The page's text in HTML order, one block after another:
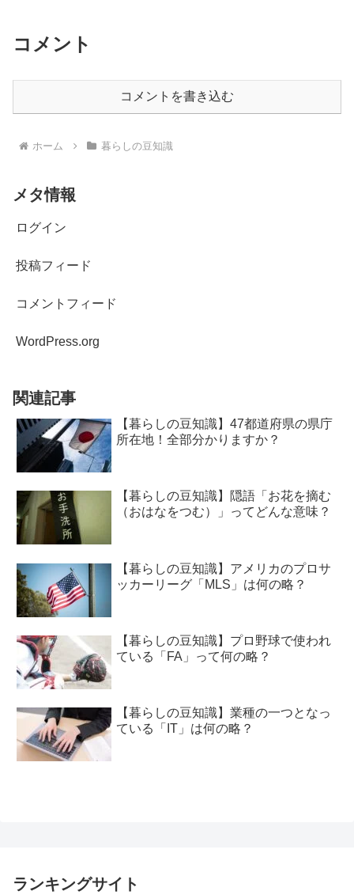
コメント
コメントを書き込む
ホーム 暮らしの豆知識
メタ情報
ログイン
投稿フィード
コメントフィード
WordPress.org
関連記事
【暮らしの豆知識】47都道府県の県庁
所在地！全部分かりますか？
【暮らしの豆知識】隠語「お花を摘む
（おはなをつむ）」ってどんな意味？
【暮らしの豆知識】アメリカのプロサ
ッカーリーグ「MLS」は何の略？
【暮らしの豆知識】プロ野球で使われ
ている「FA」って何の略？
【暮らしの豆知識】業種の一つとなっ
ている「IT」は何の略？
ランキングサイト